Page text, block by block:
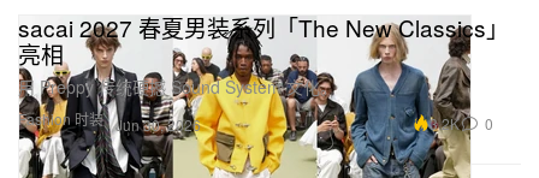
Fashion 时装
sacai 2027 春夏男装系列「The New Classics」
亮相
用 Preppy 传统硬撼 Sound System 文化。
Jun 30, 2026 3.2K 0